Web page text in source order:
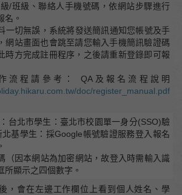
/班級、聯絡人手機號碼，依網站步驟進行
名。
一切無誤，系統將發送簡訊通知您帳號及手
網站畫面也會跳至請您輸入手機簡訊驗證碼
時方完成註冊程序，之後請重新登錄即可報
流程請參考： QA及報名流程說明
doc/register_manual.pdf
台北市學生：臺北市校園單一身分(SSO)驗
基學生：採Google帳號驗證服務登入報名
（因本網站為加密網站，故登入時需輸入識
所顯示之四個數字。
，會在左邊工作欄位上看到個人姓名、學